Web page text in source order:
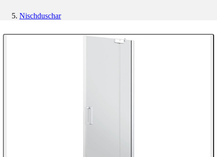
Nischduschar